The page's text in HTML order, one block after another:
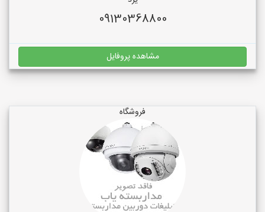
09130368800
مشاهده پروفایل
فروشگاه